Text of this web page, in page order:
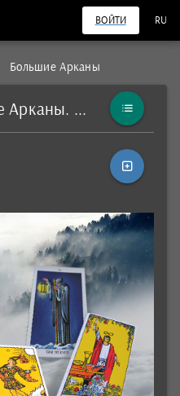
ВОЙТИ RU
Большие Арканы
1 курс ТАРО Большие Арканы. 3 этап – мир Ацилут